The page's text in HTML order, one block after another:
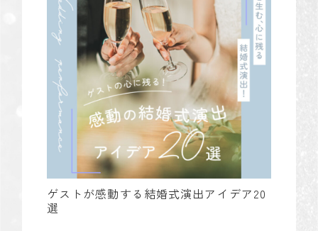
ゲストが感動する結婚式演出アイデア20
選